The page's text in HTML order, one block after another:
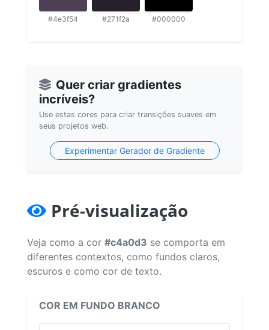
#4e3f54 #271f2a #000000
Quer criar gradientes
incríveis?
Use estas cores para criar transições suaves em
seus projetos web.
Experimentar Gerador de Gradiente
Pré-visualização
Veja como a cor #c4a0d3 se comporta em
diferentes contextos, como fundos claros,
escuros e como cor de texto.
COR EM FUNDO BRANCO